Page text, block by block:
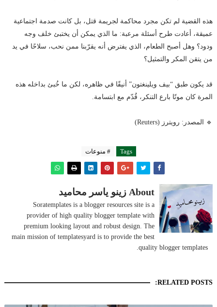
هذه القضية لم تكن مجرد محاكمة لجريمة قتل، بل كانت صدمة اجتماعية
عميقة، أعادت طرح أسئلة مرعبة: ما الذي يمكن أن يختبئ خلف وجه
ودود؟ وهل أصبح الطعام، الذي يفترض أنه يقرّبنا ممن نحب، سلاحًا في يد
من يتقن المكر والتمثيل؟
قد يكون طبق “بيف ويلينغتون” أنيقًا في ظاهره، لكن ما خُبئ بداخله هذه
المرة كان موتًا بارع التنكر، قُدّم مع ابتسامة.
🔹 المصدر: رويترز (Reuters)
Tags # منوعات
About زينو ياسر محاميد
Soratemplates is a blogger resources site is a
provider of high quality blogger template with
premium looking layout and robust design. The
main mission of templatesyard is to provide the best
quality blogger templates.
RELATED POSTS: